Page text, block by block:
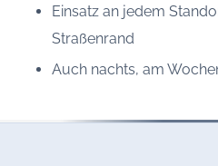
Einsatz an jedem
Straßenrand
Auch nachts, am